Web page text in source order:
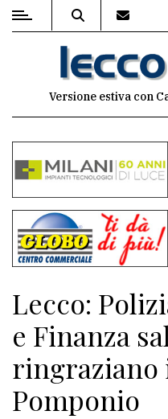
MENU
commenti
Contenuti
del
sito
Meteo
CONTATTI
La
Versione estiva con
Lecco:
e Finanza
ringraziano
Pomponio